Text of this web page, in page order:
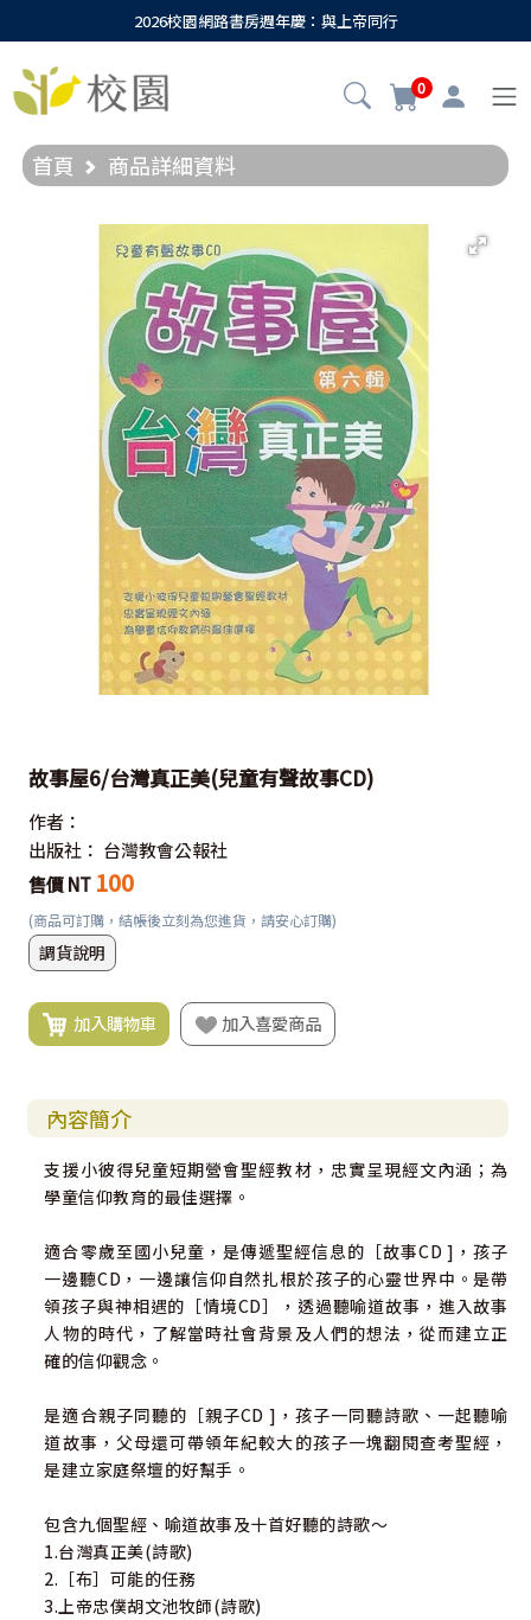
2026校園網路書房週年慶：與上帝同行
0
首頁 商品詳細資料
故事屋6/台灣真正美(兒童有聲故事CD)
作者：
出版社： 台灣教會公報社
售價 NT 100
(商品可訂購，結帳後立刻為您進貨，請安心訂購)
調貨說明
加入購物車 加入喜愛商品
內容簡介
支援小彼得兒童短期營會聖經教材，忠實呈現經文內涵；為
學童信仰教育的最佳選擇。
適合零歲至國小兒童，是傳遞聖經信息的［故事CD ]，孩子
一邊聽CD，一邊讓信仰自然扎根於孩子的心靈世界中。是帶
領孩子與神相遇的［情境CD］，透過聽喻道故事，進入故事
人物的時代，了解當時社會背景及人們的想法，從而建立正
確的信仰觀念。
是適合親子同聽的［親子CD ]，孩子一同聽詩歌、一起聽喻
道故事，父母還可帶領年紀較大的孩子一塊翻閱查考聖經，
是建立家庭祭壇的好幫手。
包含九個聖經、喻道故事及十首好聽的詩歌～
1.台灣真正美(詩歌)
2.［布］可能的任務
3.上帝忠僕胡文池牧師(詩歌)